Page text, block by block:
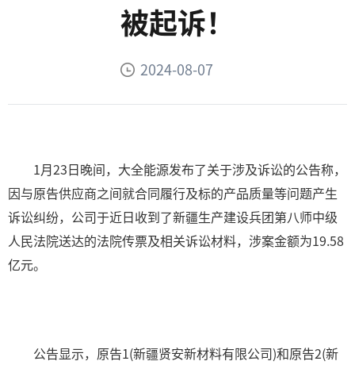
被起诉！
2024-08-07
1月23日晚间，大全能源发布了关于涉及诉讼的公告称，
因与原告供应商之间就合同履行及标的产品质量等问题产生
诉讼纠纷，公司于近日收到了新疆生产建设兵团第八师中级
人民法院送达的法院传票及相关诉讼材料，涉案金额为19.58
亿元。
公告显示，原告1(新疆贤安新材料有限公司)和原告2(新